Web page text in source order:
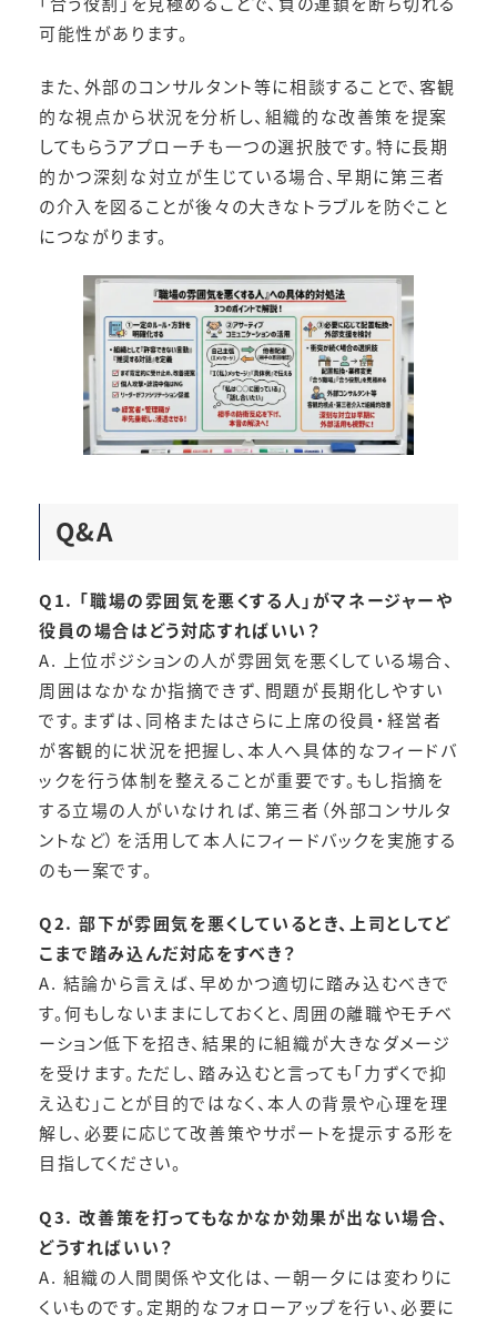
可能性があります。
また、外部のコンサルタント等に相談することで、客観
的な視点から状況を分析し、組織的な改善策を提案
してもらうアプローチも一つの選択肢です。特に長期
的かつ深刻な対立が生じている場合、早期に第三者
の介入を図ることが後々の大きなトラブルを防ぐこと
につながります。
Q&A
Q1. 「職場の雰囲気を悪くする人」がマネージャーや
役員の場合はどう対応すればいい？
A. 上位ポジションの人が雰囲気を悪くしている場合、
周囲はなかなか指摘できず、問題が長期化しやすい
です。まずは、同格またはさらに上席の役員・経営者
が客観的に状況を把握し、本人へ具体的なフィードバ
ックを行う体制を整えることが重要です。もし指摘を
する立場の人がいなければ、第三者（外部コンサルタ
ントなど）を活用して本人にフィードバックを実施する
のも一案です。
Q2. 部下が雰囲気を悪くしているとき、上司としてど
こまで踏み込んだ対応をすべき？
A. 結論から言えば、早めかつ適切に踏み込むべきで
す。何もしないままにしておくと、周囲の離職やモチベ
ーション低下を招き、結果的に組織が大きなダメージ
を受けます。ただし、踏み込むと言っても「力ずくで抑
え込む」ことが目的ではなく、本人の背景や心理を理
解し、必要に応じて改善策やサポートを提示する形を
目指してください。
Q3. 改善策を打ってもなかなか効果が出ない場合、
どうすればいい？
A. 組織の人間関係や文化は、一朝一夕には変わりに
くいものです。定期的なフォローアップを行い、必要に